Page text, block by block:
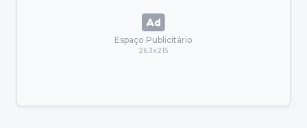
Espaço Publicitário
263x215